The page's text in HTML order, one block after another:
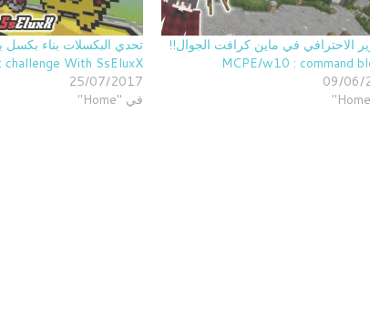
الاحترافي في ماين كرافت الجوال!!
09/06/
challenge With SsEluxX
25/07/2017
في "Home"